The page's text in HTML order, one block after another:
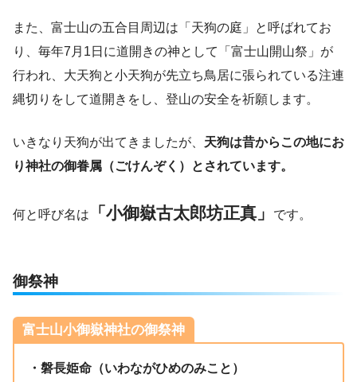
また、富士山の五合目周辺は「天狗の庭」と呼ばれてお
り、毎年7月1日に道開きの神として「富士山開山祭」が
行われ、大天狗と小天狗が先立ち鳥居に張られている注連
縄切りをして道開きをし、登山の安全を祈願します。
いきなり天狗が出てきましたが、 天狗は昔からこの地にお
り神社の御眷属（ごけんぞく）とされています。
何と呼び名は 「小御嶽古太郎坊正真」 です。
御祭神
富士山小御嶽神社の御祭神
・磐長姫命（いわながひめのみこと）